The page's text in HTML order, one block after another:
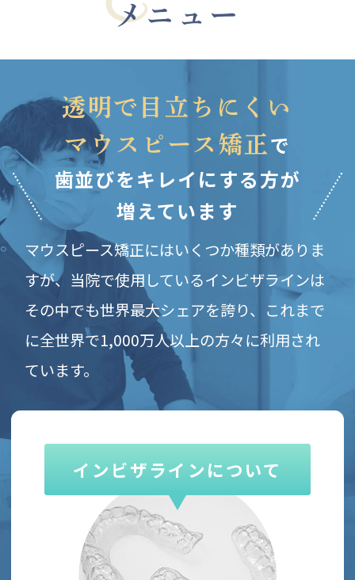
メニュー
透明で目立ちにくい
マウスピース矯正 で
歯並びをキレイにする方が
増えています
マウスピース矯正にはいくつか種類がありま
すが、 当院で使用しているインビザラインは
その中でも世界最大シェアを誇り、 これまで
に全世界で1,000万人以上の方々に利用され
ています。
インビザラインについて